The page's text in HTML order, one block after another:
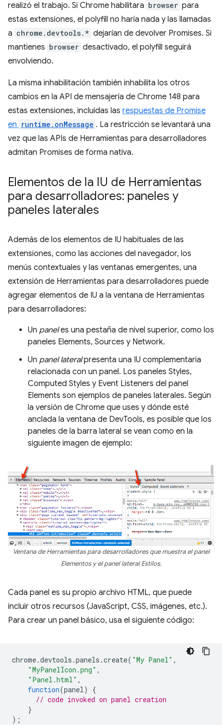
realizó el trabajo. Si Chrome habilitara browser para
estas extensiones, el polyfill no haría nada y las llamadas
a chrome.devtools.* dejarían de devolver Promises. Si
mantienes browser desactivado, el polyfill seguirá
envolviendo.
La misma inhabilitación también inhabilita los otros
cambios en la API de mensajería de Chrome 148 para
estas extensiones, incluidas las respuestas de Promise
en runtime.onMessage . La restricción se levantará una
vez que las APIs de Herramientas para desarrolladores
admitan Promises de forma nativa.
Elementos de la IU de Herramientas
para desarrolladores: paneles y
paneles laterales
Además de los elementos de IU habituales de las
extensiones, como las acciones del navegador, los
menús contextuales y las ventanas emergentes, una
extensión de Herramientas para desarrolladores puede
agregar elementos de IU a la ventana de Herramientas
para desarrolladores:
Un paneles una pestaña de nivel superior, como los
paneles Elements, Sources y Network.
Un panel lateralpresenta una IU complementaria
relacionada con un panel. Los paneles Styles,
Computed Styles y Event Listeners del panel
Elements son ejemplos de paneles laterales. Según
la versión de Chrome que uses y dónde esté
anclada la ventana de DevTools, es posible que los
paneles de la barra lateral se vean como en la
siguiente imagen de ejemplo:
Ventana de Herramientas para desarrolladores que muestra el panel
Elementos y el panel lateral Estilos.
Cada panel es su propio archivo HTML, que puede
incluir otros recursos (JavaScript, CSS, imágenes, etc.).
Para crear un panel básico, usa el siguiente código:
chrome.devtools .panels .create( "My Panel" ,
"MyPanelIcon.png" ,
"Panel.html" ,
function(panel)
{
// code invoked on panel creation
}
);